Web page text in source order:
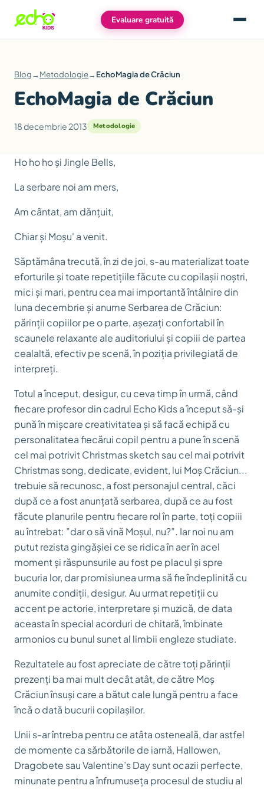
Evaluare gratuită Meniu
Blog→Metodologie→EchoMagia de Crăciun
EchoMagia de Crăciun
18 decembrie 2013 Metodologie
Ho ho ho și Jingle Bells,
La serbare noi am mers,
Am cântat, am dănțuit,
Chiar și Moșu' a venit.
Săptămâna trecută, în zi de joi, s-au materializat toate
eforturile și toate repetițiile făcute cu copilașii noștri,
mici și mari, pentru cea mai importantă întâlnire din
luna decembrie și anume Serbarea de Crăciun:
părinții copiilor pe o parte, așezați confortabil în
scaunele relaxante ale auditoriului și copiii de partea
cealaltă, efectiv pe scenă, în poziția privilegiată de
interpreți.
Totul a început, desigur, cu ceva timp în urmă, când
fiecare profesor din cadrul Echo Kids a început să-și
pună în mișcare creativitatea și să facă echipă cu
personalitatea fiecărui copil pentru a pune în scenă
cel mai potrivit Christmas sketch sau cel mai potrivit
Christmas song, dedicate, evident, lui Moș Crăciun...
trebuie să recunosc, a fost personajul central, căci
după ce a fost anunțată serbarea, după ce au fost
făcute planurile pentru fiecare rol în parte, toți copiii
au întrebat: ”dar o să vină Moșul, nu?”. Iar noi nu am
putut rezista gingășiei ce se ridica în aer în acel
moment și răspunsurile au fost pe placul și spre
bucuria lor, dar promisiunea urma să fie îndeplinită cu
anumite condiții, desigur. Au urmat repetiții cu
accent pe actorie, interpretare și muzică, de data
aceasta în special acorduri de chitară, îmbinate
armonios cu bunul sunet al limbii engleze studiate.
Rezultatele au fost apreciate de către toți părinții
prezenți ba mai mult decât atât, de către Moș
Crăciun însuși care a bătut cale lungă pentru a face
încă o dată bucurii copilașilor.
Unii s-ar întreba pentru ce atâta osteneală, dar astfel
de momente ca sărbătorile de iarnă, Hallowen,
Dragobete sau Valentine’s Day sunt ocazii perfecte,
minunate pentru a înfrumuseța procesul de studiu al